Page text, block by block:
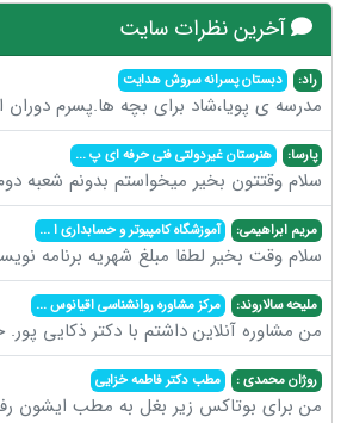
آخرین نظرات سایت
راد: دبستان پسرانه سروش هدایت
مدرسه ی پویا،شاد برای بچه ها.پسرم دوران
پارسا: هنرستان غیردولتی فنی حرفه ای پ...
سلام وقتتون بخیر میخواستم بدونم شعبه
مریم ابراهیمی: آموزشگاه کامپیوتر و حسابداری ا...
سلام وقت بخیر لطفا مبلغ شهریه برنامه
ملیحه سالاروند: مرکز مشاوره روانشناسی اقیانوس...
من مشاوره آنلاین داشتم با دکتر ذکایی
روژان محمدی : مطب دکتر فاطمه خزایی
من برای بوتاکس زیر بغل به مطب ایشون